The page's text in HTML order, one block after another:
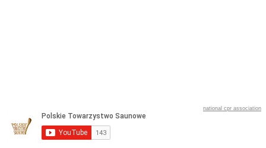
national cpr association